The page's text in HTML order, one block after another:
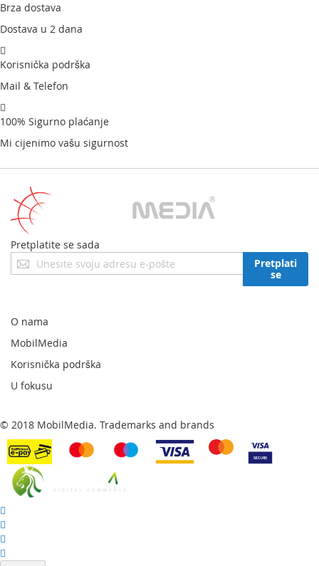
Brza dostava
Dostava u 2 dana
Korisnička podrška
Mail & Telefon
100% Sigurno plaćanje
Mi cijenimo vašu sigurnost
Pretplatite se sada
Prijavite
se
newsletter:
Pretplati
se
O nama
MobilMedia
Korisnička podrška
U fokusu
© 2018 MobilMedia. Trademarks and brands